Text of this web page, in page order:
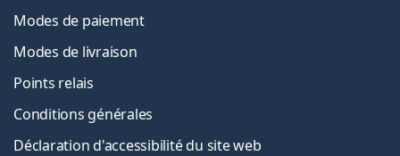
Modes de paiement
Modes de livraison
Points relais
Conditions générales
Déclaration d'accessibilité du site web